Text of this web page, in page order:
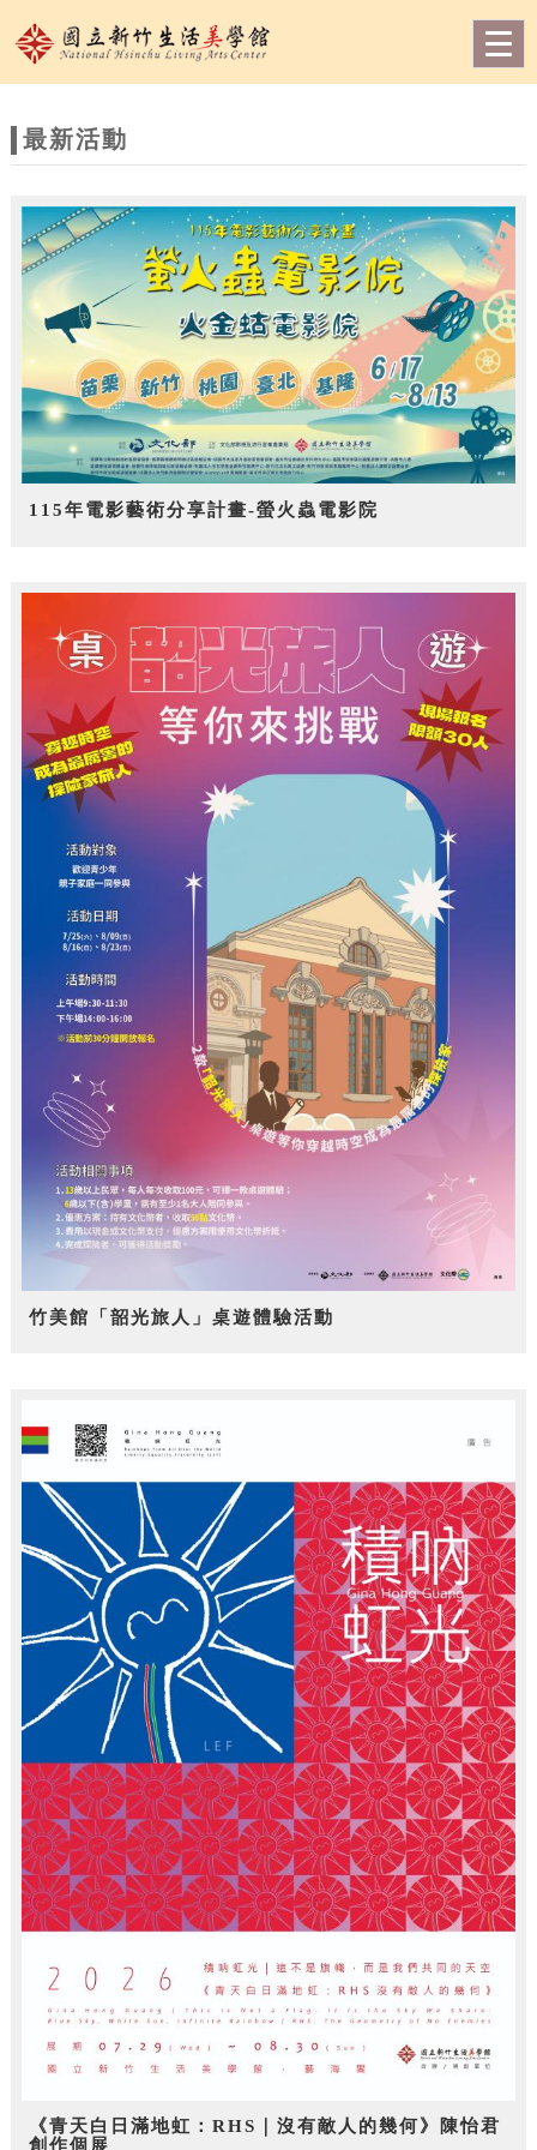
網
站
題
最新活動
115年電影藝術分享計畫-螢火蟲電影院
竹美館「韶光旅人」桌遊體驗活動
《青天白日滿地虹：RHS｜沒有敵人的幾何》陳怡君
創作個展